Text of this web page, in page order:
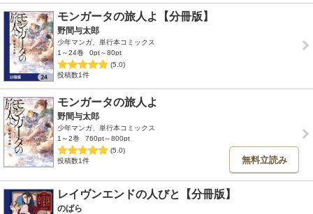
モンガータの旅人よ【分冊版】
野間与太郎
少年マンガ、単行本コミックス
1～24巻
0pt～80pt
(5.0)
投稿数1件
モンガータの旅人よ
野間与太郎
少年マンガ、単行本コミックス
1～2巻
760pt～800pt
(5.0)
投稿数1件
無料立読み
レイヴンエンドの人びと【分冊版】
のばら